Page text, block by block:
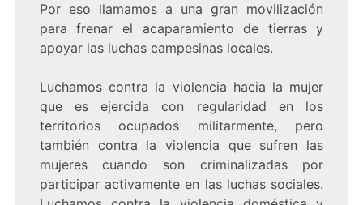
Por eso llamamos a una gran movilización
para frenar el acaparamiento de tierras y
apoyar las luchas campesinas locales.
Luchamos contra la violencia hacia la mujer
que es ejercida con regularidad en los
territorios ocupados militarmente, pero
también contra la violencia que sufren las
mujeres cuando son criminalizadas por
participar activamente en las luchas sociales.